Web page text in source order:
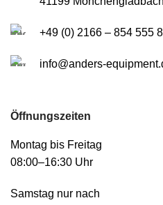
+49 (0) 2166 – 854 555 8
info@anders-
Öffnungszeiten
Montag bis Freitag
08:00–16:30 Uhr
Samstag nur nach